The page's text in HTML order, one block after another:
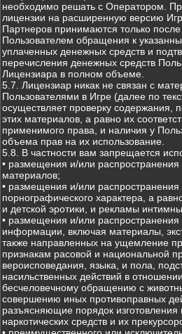
необходимо решать с Оператором.
лицензии на расширенную версию
Партнеров принимаются только
Пользователем обращения к
уплаченных денежных средств и
перечисления денежных средств
Лицензиара в полном объеме.
5.7. Лицензиар никак не связан с
Пользователями в Игре (далее по
осуществляет проверку содержания,
этих материалов, а равно их
применимого права, и наличия у
объема прав на их использование.
5.8. В частности вам запрещается
• размещения и/или распространения
материалов;
• размещения и/или
порнографического характера, а
и детской эротики, и рекламы
• размещения и/или
информации, включая материалы,
также направленных на ущемление
признакам расовой и национальной
вероисповедания, языка, и пола,
насильственных действий в
бесчеловечному обращению с
совершению иных противоправных
разъясняющие порядок
наркотических средств и их